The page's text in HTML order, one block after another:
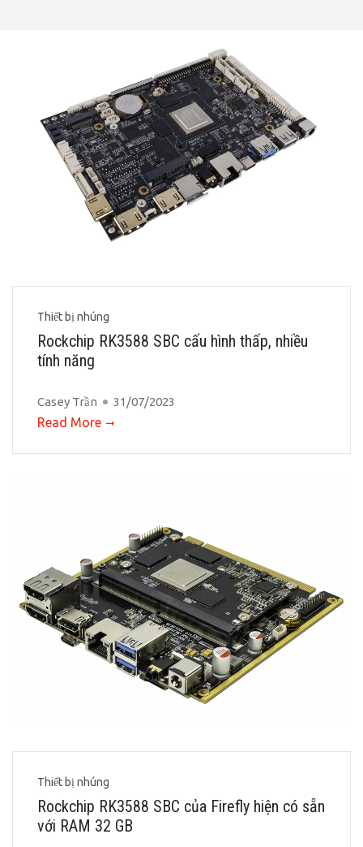
Thiết bị nhúng
Rockchip RK3588 SBC cấu hình thấp, nhiều
tính năng
Casey Trần 31/07/2023
Read More
Thiết bị nhúng
Rockchip RK3588 SBC của Firefly hiện có sẵn
với RAM 32 GB